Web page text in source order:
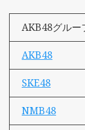
AKB48グル
AKB48
SKE48
NMB48